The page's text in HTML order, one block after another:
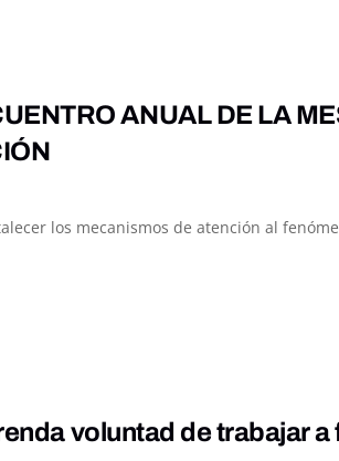
ANUAL DE LA
los mecanismos de atención al
voluntad de trabajar